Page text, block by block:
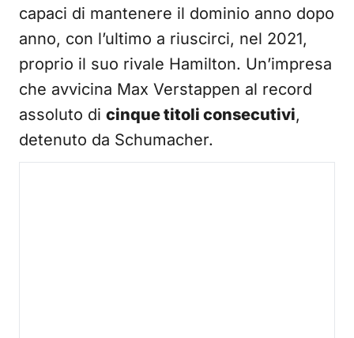
capaci di mantenere il dominio anno dopo
anno, con l’ultimo a riuscirci, nel 2021,
proprio il suo rivale Hamilton. Un’impresa
che avvicina Max Verstappen al record
assoluto di cinque titoli consecutivi,
detenuto da Schumacher.